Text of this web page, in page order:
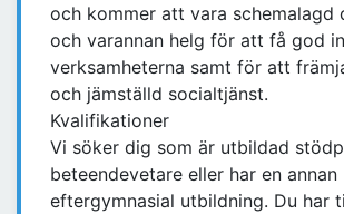
och kommer att vara schemalagd
och varannan helg för att få god
verksamheterna samt för att
och jämställd socialtjänst.
Kvalifikationer
Vi söker dig som är utbildad
beteendevetare eller har en
eftergymnasial utbildning. Du har